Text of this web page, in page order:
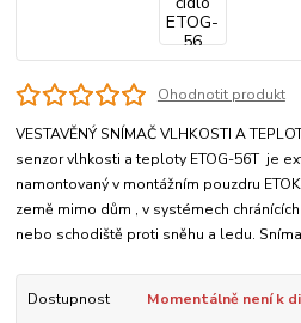
Ohodnotit produkt
VESTAVĚNÝ SNÍMAČ VLHKOSTI A
senzor vlhkosti a teploty ETOG-56T je
namontovaný v montážním pouzdru
země mimo dům , v systémech
nebo schodiště proti sněhu a ledu.
Dostupnost Momentálně není k